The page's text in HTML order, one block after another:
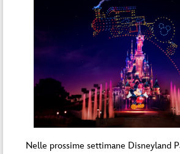
Nelle prossime settimane Disneyland